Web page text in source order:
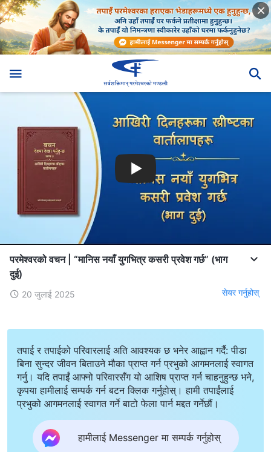
परमेश्‍वरको वचन | “मानिस नयाँ युगभित्र कसरी प्रवेश गर्छ” (भाग
दुई)
20 जुलाई 2025 सेयर गर्नुहोस्
तपाई र तपाईको परिवारलाई अति आवश्यक छ भनेर आह्वान गर्दै: पीडा
बिना सुन्दर जीवन बिताउने मौका प्राप्त गर्न प्रभुको आगमनलाई स्वागत
गर्नु। यदि तपाईं आफ्नो परिवारसँग यो आशिष प्राप्त गर्न चाहनुहुन्छ भने,
कृपया हामीलाई सम्पर्क गर्न बटन क्लिक गर्नुहोस्। हामी तपाईंलाई
प्रभुको आगमनलाई स्वागत गर्ने बाटो फेला पार्न मद्दत गर्नेछौं।
हामीलाई Messenger मा सम्पर्क गर्नुहोस्